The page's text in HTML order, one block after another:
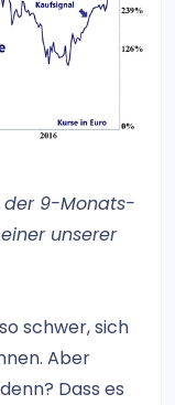
der 9-Monats-
unserer
schwer, sich
Aber
Dass es